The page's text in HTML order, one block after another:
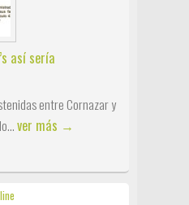
así sería
entre Cornazar y
ver más →